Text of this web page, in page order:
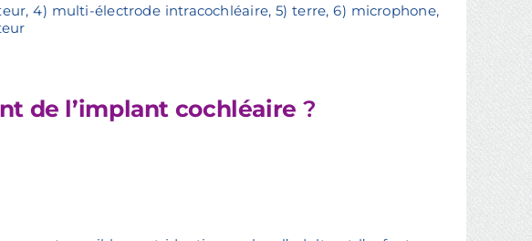
4) multi-électrode intracochléaire, 5) terre, 6) microphone,
de l’implant cochléaire ?